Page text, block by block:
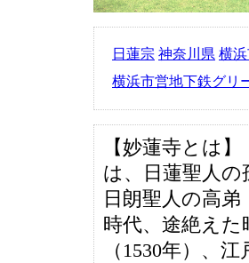
日蓮宗 神奈川県 横
横浜市営地下鉄グリ
【妙蓮寺とは
は、日蓮聖人
日朗聖人の高
時代、途絶え
（1530年）、